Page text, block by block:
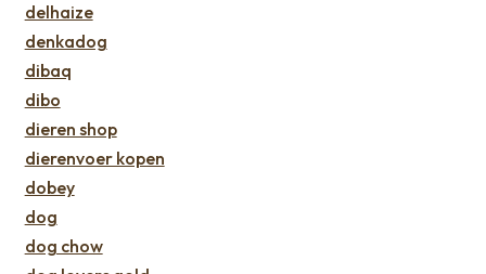
delhaize
denkadog
dibaq
dibo
dieren shop
dierenvoer kopen
dobey
dog
dog chow